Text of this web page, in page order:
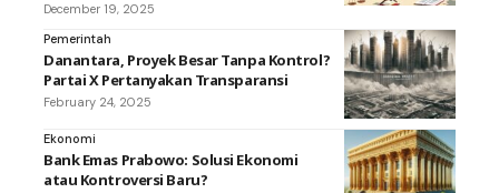
December 19, 2025
Pemerintah
Danantara, Proyek Besar Tanpa Kontrol?
Partai X Pertanyakan Transparansi
February 24, 2025
Ekonomi
Bank Emas Prabowo: Solusi Ekonomi
atau Kontroversi Baru?